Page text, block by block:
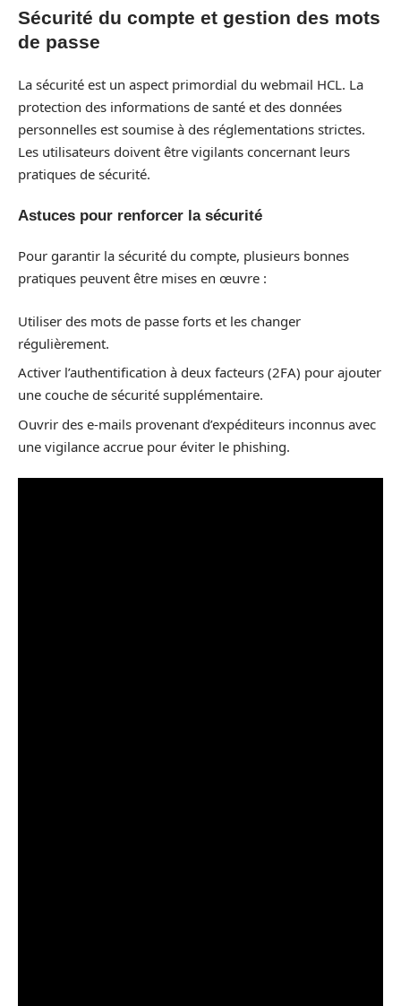
Sécurité du compte et gestion des mots
de passe
La sécurité est un aspect primordial du webmail HCL. La
protection des informations de santé et des données
personnelles est soumise à des réglementations strictes.
Les utilisateurs doivent être vigilants concernant leurs
pratiques de sécurité.
Astuces pour renforcer la sécurité
Pour garantir la sécurité du compte, plusieurs bonnes
pratiques peuvent être mises en œuvre :
Utiliser des mots de passe forts et les changer
régulièrement.
Activer l’authentification à deux facteurs (2FA) pour ajouter
une couche de sécurité supplémentaire.
Ouvrir des e-mails provenant d’expéditeurs inconnus avec
une vigilance accrue pour éviter le phishing.